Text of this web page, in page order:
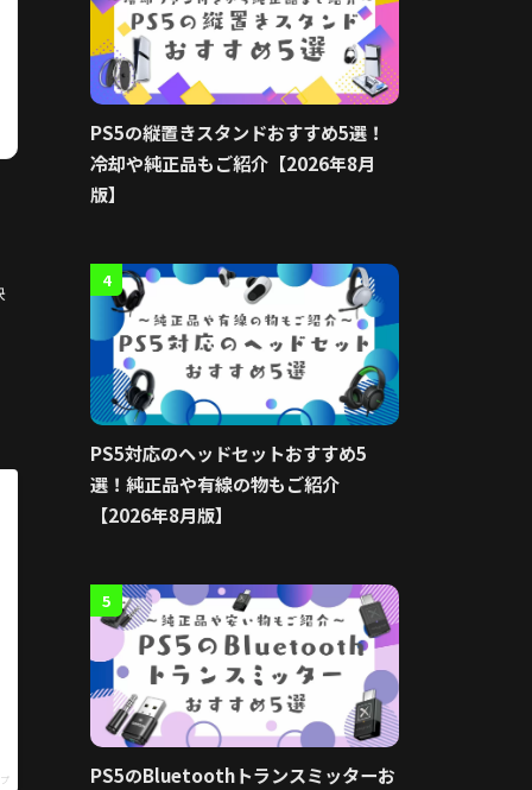
PS5の縦置きスタンドおすすめ5選！
冷却や純正品もご紹介【2026年8月
版】
4
PS5対応のヘッドセットおすすめ5
選！純正品や有線の物もご紹介
【2026年8月版】
5
PS5のBluetoothトランスミッターお